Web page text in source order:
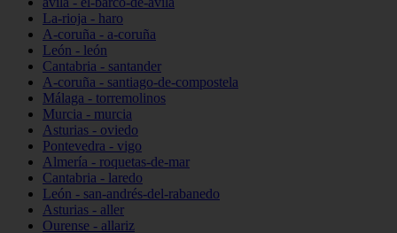
La-rioja - haro
A-coruña - a-coruña
León - león
Cantabria - santander
A-coruña - santiago-de-compostela
Málaga - torremolinos
Murcia - murcia
Asturias - oviedo
Pontevedra - vigo
Almería - roquetas-de-mar
Cantabria - laredo
León - san-andrés-del-rabanedo
Asturias - aller
Ourense - allariz